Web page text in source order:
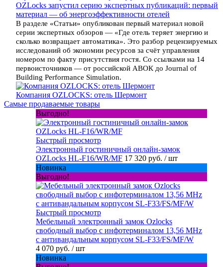
OZLocks запустил серию экспертных публикаций: первый
материал — об энергоэффективности отелей
В разделе «Статьи» опубликован первый материал новой
серии экспертных обзоров — «Где отель теряет энергию и
сколько возвращает автоматика». Это разбор рецензируемых
исследований об экономии ресурсов за счёт управления
номером по факту присутствия гостя. Со ссылками на 14
первоисточников — от российской АВОК до Journal of
Building Performance Simulation.
Компания OZLOCKS: отель Шермонт
Самые продаваемые товары
Выгодно!
Быстрый просмотр
Электронный гостиничный онлайн-замок
OZLocks HL-F16/WR/MF 17 320 руб. / шт
Новинка
Выгодно!
Быстрый просмотр
Мебельный электронный замок Ozlocks
свободный выбор с инфотерминалом 13,56 MHz
с антивандальным корпусом SL-F33/FS/MF/W
4 070 руб. / шт
Новинка